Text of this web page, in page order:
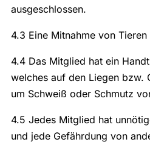
ausgeschlossen.
4.3 Eine Mitnahme von
4.4 Das Mitglied hat ein
welches auf den Liegen bzw.
um Schweiß oder Schmutz
4.5 Jedes Mitglied hat
und jede Gefährdung von